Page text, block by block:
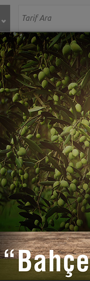
Salatası
bu yemeğe ayrıca
BEN DE YAPTIM